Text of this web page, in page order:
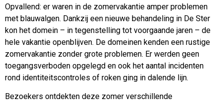
Opvallend: er waren in de zomervakantie amper problemen
met blauwalgen. Dankzij een nieuwe behandeling in De Ster
kon het domein – in tegenstelling tot voorgaande jaren – de
hele vakantie openblijven. De domeinen kenden een rustige
zomervakantie zonder grote problemen. Er werden geen
toegangsverboden opgelegd en ook het aantal incidenten
rond identiteitscontroles of roken ging in dalende lijn.
Bezoekers ontdekten deze zomer verschillende